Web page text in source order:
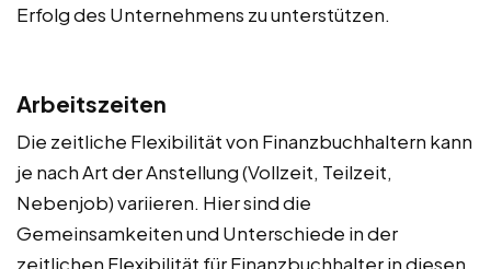
Erfolg des Unternehmens zu unterstützen.
Arbeitszeiten
Die zeitliche Flexibilität von Finanzbuchhaltern kann
je nach Art der Anstellung (Vollzeit, Teilzeit,
Nebenjob) variieren. Hier sind die
Gemeinsamkeiten und Unterschiede in der
zeitlichen Flexibilität für Finanzbuchhalter in diesen